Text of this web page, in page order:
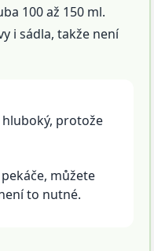
100 až 150 ml.
i sádla, takže není
protože
můžete
to nutné.